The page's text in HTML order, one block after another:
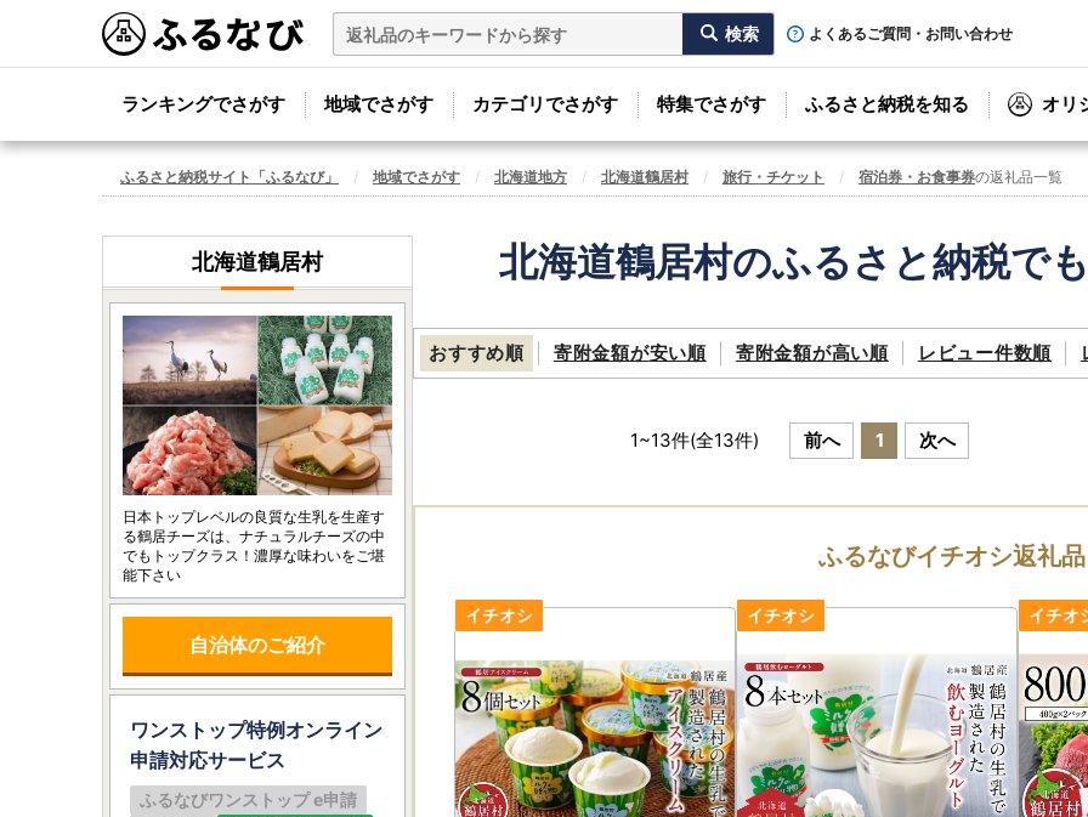
よくあるご質問・お問い合わせ
ランキングでさがす 地域でさがす カテゴリでさがす 特集でさがす ふるさと納税を知る オリ
ふるさと納税サイト「ふるなび」 地域でさがす 北海道地方 北海道鶴居村 旅行・チケット 宿泊券・お食事券の返礼品一覧
北海道鶴居村のふるさと納税で
おすすめ順 寄附金額が安い順 寄附金額が高い順 レビュー件数順
1~13件(全13件) 前へ 1 次へ
ふるなびイチオシ返礼品
北海道鶴居村
日本トップレベルの良質な生乳を生産す
る鶴居チーズは、ナチュラルチーズの中
でもトップクラス！濃厚な味わいをご堪
能下さい
自治体のご紹介
ワンストップ特例オンライン
申請対応サービス
ふるなびワンストップ e申請